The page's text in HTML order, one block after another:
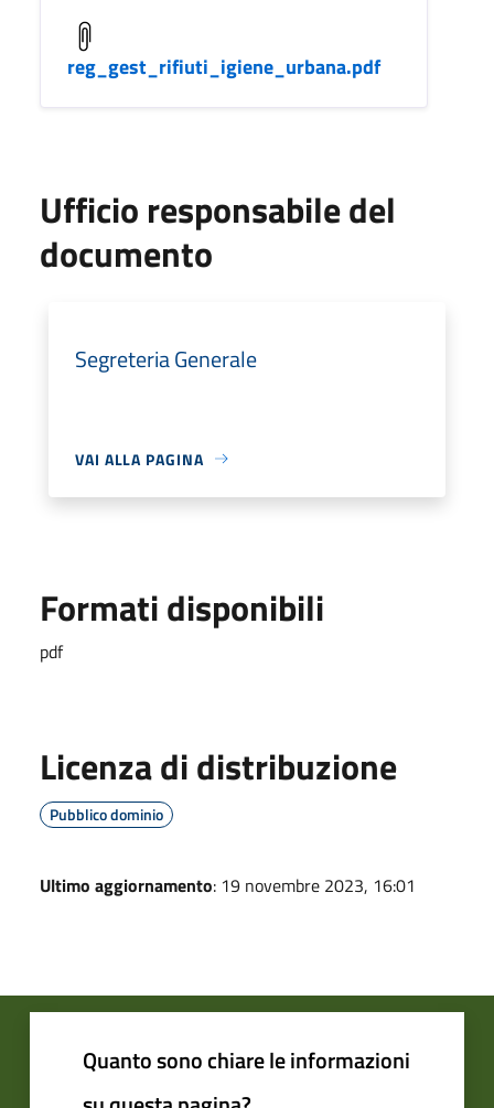
reg_gest_rifiuti_igiene_urbana.pdf
Ufficio responsabile del
documento
Segreteria Generale
VAI ALLA PAGINA
Formati disponibili
pdf
Licenza di distribuzione
Pubblico dominio
Ultimo aggiornamento: 19 novembre 2023, 16:01
Quanto sono chiare le informazioni